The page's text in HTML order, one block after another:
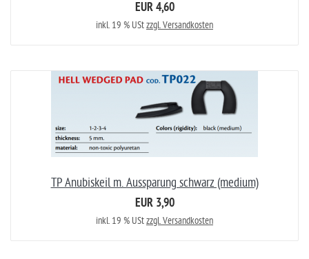
EUR 4,60
inkl. 19 % UStzzgl. Versandkosten
TP Anubiskeil m. Aussparung schwarz (medium)
EUR 3,90
inkl. 19 % UStzzgl. Versandkosten